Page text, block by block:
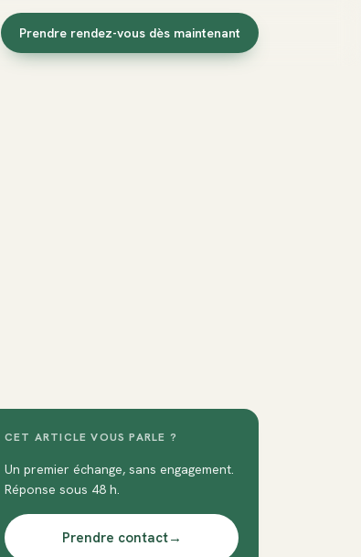
Prendre rendez-vous dès maintenant
CET ARTICLE VOUS PARLE ?
Un premier échange, sans engagement.
Réponse sous 48 h.
Prendre contact→